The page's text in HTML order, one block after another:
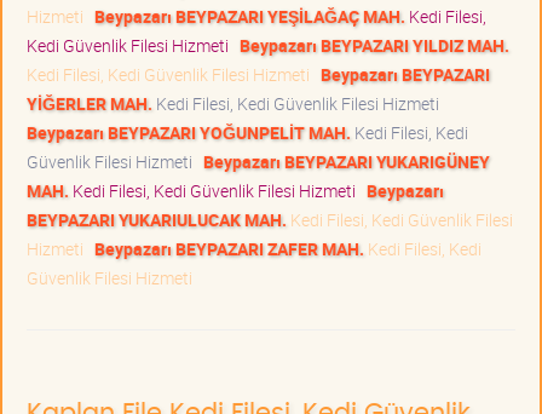
Hizmeti Beypazarı BEYPAZARI YEŞİLAĞAÇ MAH. Kedi Filesi,
Kedi Güvenlik Filesi Hizmeti Beypazarı BEYPAZARI YILDIZ MAH.
Kedi Filesi, Kedi Güvenlik Filesi Hizmeti Beypazarı BEYPAZARI
YİĞERLER MAH. Kedi Filesi, Kedi Güvenlik Filesi Hizmeti
Beypazarı BEYPAZARI YOĞUNPELİT MAH. Kedi Filesi, Kedi
Güvenlik Filesi Hizmeti Beypazarı BEYPAZARI YUKARIGÜNEY
MAH. Kedi Filesi, Kedi Güvenlik Filesi Hizmeti Beypazarı
BEYPAZARI YUKARIULUCAK MAH. Kedi Filesi, Kedi Güvenlik Filesi
Hizmeti Beypazarı BEYPAZARI ZAFER MAH. Kedi Filesi, Kedi
Güvenlik Filesi Hizmeti